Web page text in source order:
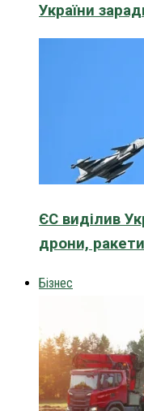
України
ЄС виділив
дрони,
Бізнес